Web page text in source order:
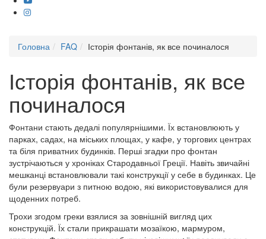
Головна FAQ Історія фонтанів, як все починалося
Історія фонтанів, як все
починалося
Фонтани стають дедалі популярнішими. Їх встановлюють у
парках, садах, на міських площах, у кафе, у торгових центрах
та біля приватних будинків. Перші згадки про фонтан
зустрічаються у хроніках Стародавньої Греції. Навіть звичайні
мешканці встановлювали такі конструкції у себе в будинках. Це
були резервуари з питною водою, які використовувалися для
щоденних потреб.
Трохи згодом греки взялися за зовнішній вигляд цих
конструкцій. Їх стали прикрашати мозаїкою, мармуром,